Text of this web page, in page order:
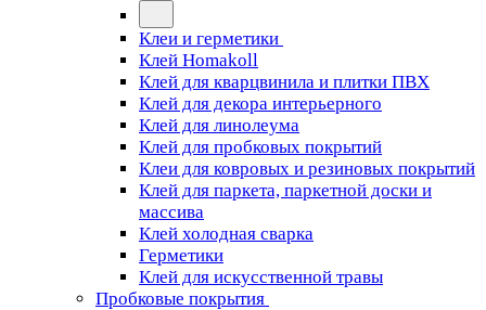
Клеи и герметики
Клей Homakoll
Клей для кварцвинила и плитки ПВХ
Клей для декора интерьерного
Клей для линолеума
Клей для пробковых покрытий
Клеи для ковровых и резиновых покрытий
Клей для паркета, паркетной доски и
массива
Клей холодная сварка
Герметики
Клей для искусственной травы
Пробковые покрытия